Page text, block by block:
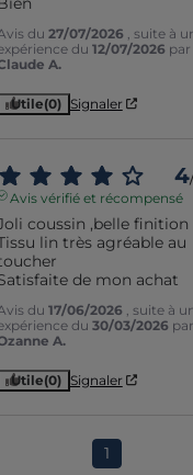
du 27/07/2026
, suite à
du 12/07/2026 par
A.
Utile(0) Signaler
4
Avis vérifié et récompensé
coussin ,belle finition
lin très agréable au
de mon achat
du 17/06/2026
, suite à
du 30/03/2026 par
A.
Utile(0) Signaler
1